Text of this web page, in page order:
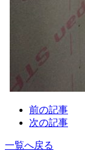
前の記事
次の記事
一覧へ戻る